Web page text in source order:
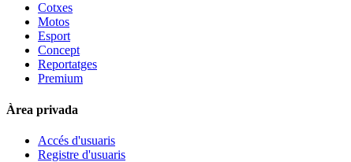
Cotxes
Motos
Esport
Concept
Reportatges
Premium
Àrea privada
Accés d'usuaris
Registre d'usuaris